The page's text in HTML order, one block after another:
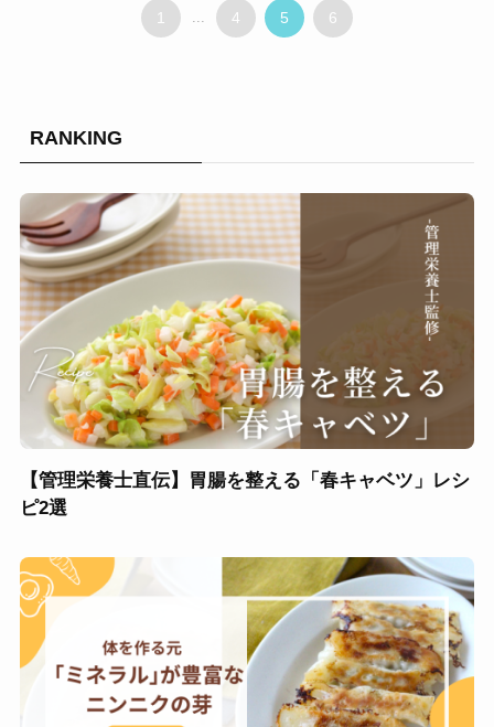
1 4 5 6
RANKING
【管理栄養士直伝】胃腸を整える「春キャベツ」レシ
ピ2選